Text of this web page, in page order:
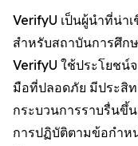
VerifyU เป็นผู้นำที่น่า
สำหรับสถาบันการศึก
VerifyU ใช้ประโยชน์
มือที่ปลอดภัย มีประสิท
กระบวนการราบรื่นขึ้
การปฏิบัติตามข้อกำห